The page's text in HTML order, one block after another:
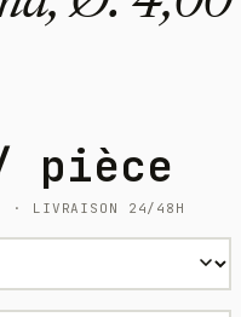
pièce
· LIVRAISON 24/48H